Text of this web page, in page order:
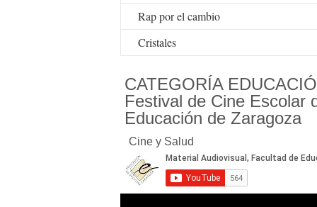
Rap por el cambio
Cristales
CATEGORÍA
Festival de Cine Escolar
Educación de Zaragoza
Cine y Salud